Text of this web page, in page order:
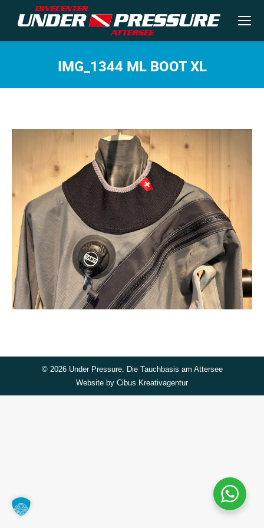
IMG_1344 ML BOOT XL
© 2026 Under Pressure. Die Tauchbasis am Attersee
Website by Cibus Kreativagentur